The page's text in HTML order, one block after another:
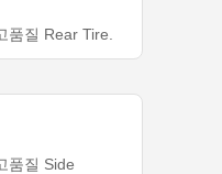
품질 Rear Tire.
품질 Side